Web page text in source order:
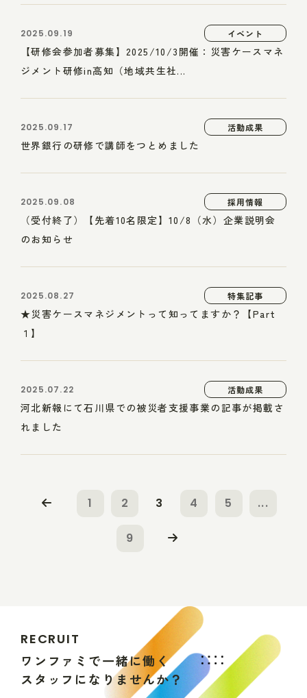
2025.09.19 イベント
【研修会参加者募集】2025/10/3開催：災害ケースマネ
ジメント研修in高知（地域共生社...
2025.09.17 活動成果
世界銀行の研修で講師をつとめました
2025.09.08 採用情報
（受付終了）【先着10名限定】10/8（水）企業説明会
のお知らせ
2025.08.27 特集記事
★災害ケースマネジメントって知ってますか？【Part
１】
2025.07.22 活動成果
河北新報にて石川県での被災者支援事業の記事が掲載さ
れました
1 2 3 4 5 ...
9
RECRUIT
ワ ン フ ァ ミ で一緒に働 く
ス タ ッ フ にな りま せんか？